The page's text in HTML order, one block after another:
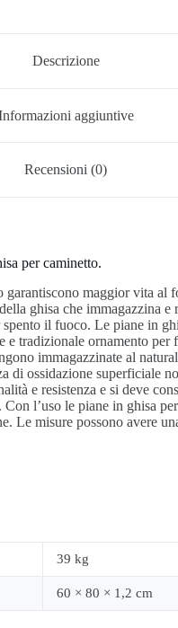
Descrizione
aggiuntive
Recensioni (0)
per caminetto.
garantiscono maggior vita al
ghisa che immagazzina e
il fuoco. Le piane in
e tradizionale ornamento per
immagazzinate al
di ossidazione superficiale
e resistenza e si deve
l’uso le piane in ghisa
Le misure possono avere
39 kg
60 × 80 × 1,2 cm